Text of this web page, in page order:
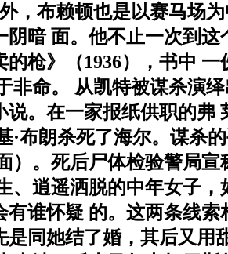
，布赖顿也是以赛马场
暗 面。他不止一次到
枪》（1936），书中
非命。 从凯特被谋杀演
。在一家报纸供职的
·布朗杀死了海尔。谋
）。死后尸体检验警局
、逍遥洒脱的中年女子
谁怀疑 的。这两条线
同她结了婚，其后又